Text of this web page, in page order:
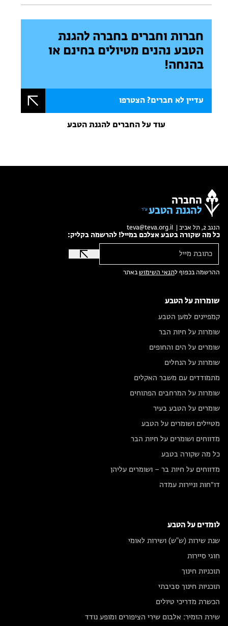
חברות וחברים בחברה להגנת
הטבע נהנים מטיולים בחינם או
בהנחה!
עדיין לא חברים? הצטרפו
עוד על החברים להגנת הטבע
החברה
להגנת הטבע
הנגב 2, תל אביב | teva@teva.org.il
כל מה שקורה בטבע אצלכם במייל! להרשמה בקליק:
ההרשמה בכפוף לתנאי השימושבאתר
שומרות על הטבע
קמפיינים למען הטבע
שומרות על חיות הבר
שומרים על הים והחופים
שומרות על הנחלים
מתמודדים עם משבר האקלים
שומרות על המרחבים הפתוחים
שומרים על הטבע בעיר
מטיילים ושומרים על הטבע
מדווחים ושומרים על חיות הבר
כל מה שקורה בטבע
מדווחים על חיות בר – ושומרים עליהן
דו״חות וניירות עמדה
לומדים על הטבע
שנת שירות (ש"ש) ושירות לאומי
חוגי סיירות
תוכניות חינוך
תוכניות חינוך סביבתי
הכשרת מדריכי טיולים
שירת הזמיר: אלבום שירי הציפורים ומופע נודד